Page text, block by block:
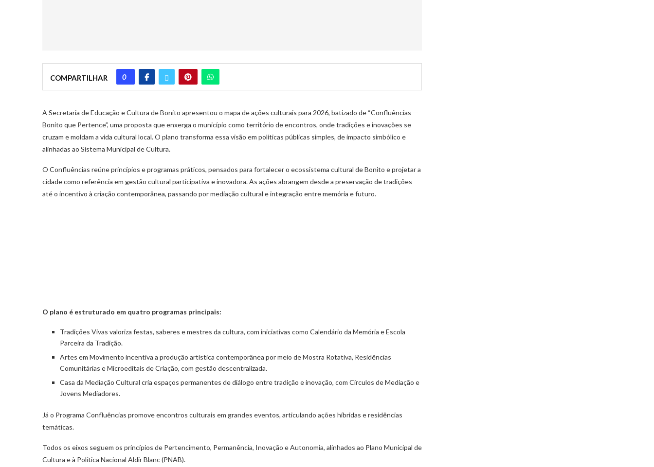
COMPARTILHAR 0
A Secretaria de Educação e Cultura de Bonito apresentou o mapa de ações culturais para 2026, batizado de “Confluências —
Bonito que Pertence”, uma proposta que enxerga o município como território de encontros, onde tradições e inovações se
cruzam e moldam a vida cultural local. O plano transforma essa visão em políticas públicas simples, de impacto simbólico e
alinhadas ao Sistema Municipal de Cultura.
O Confluências reúne princípios e programas práticos, pensados para fortalecer o ecossistema cultural de Bonito e projetar a
cidade como referência em gestão cultural participativa e inovadora. As ações abrangem desde a preservação de tradições
até o incentivo à criação contemporânea, passando por mediação cultural e integração entre memória e futuro.
O plano é estruturado em quatro programas principais:
Tradições Vivas valoriza festas, saberes e mestres da cultura, com iniciativas como Calendário da Memória e Escola
Parceira da Tradição.
Artes em Movimento incentiva a produção artística contemporânea por meio de Mostra Rotativa, Residências
Comunitárias e Microeditais de Criação, com gestão descentralizada.
Casa da Mediação Cultural cria espaços permanentes de diálogo entre tradição e inovação, com Círculos de Mediação e
Jovens Mediadores.
Já o Programa Confluências promove encontros culturais em grandes eventos, articulando ações híbridas e residências
temáticas.
Todos os eixos seguem os princípios de Pertencimento, Permanência, Inovação e Autonomia, alinhados ao Plano Municipal de
Cultura e à Política Nacional Aldir Blanc (PNAB).